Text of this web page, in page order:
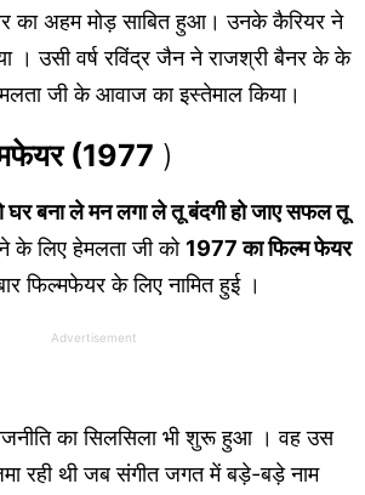
का अहम मोड़ साबित हुआ। उनके कैरियर ने
। उसी वर्ष रविंद्र जैन ने राजश्री बैनर के के
जी के आवाज का इस्तेमाल किया।
(1977 )
घर बना ले मन लगा ले तू बंदगी हो जाए सफल तू
के लिए हेमलता जी को 1977 का फिल्म फेयर
फिल्मफेयर के लिए नामित हुई ।
Advertisement
का सिलसिला भी शुरू हुआ । वह उस
रही थी जब संगीत जगत में बड़े-बड़े नाम